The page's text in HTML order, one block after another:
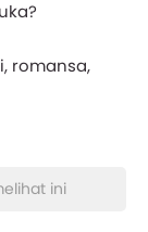
romansa,
ini